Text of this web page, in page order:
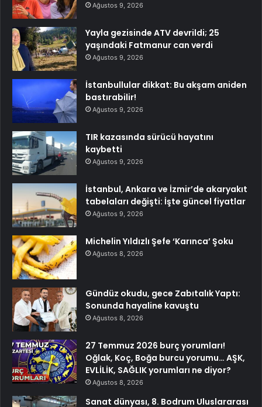
Ağustos 9, 2026
Yayla gezisinde ATV devrildi; 25
yaşındaki Fatmanur can verdi
Ağustos 9, 2026
İstanbullular dikkat: Bu akşam aniden
bastırabilir!
Ağustos 9, 2026
TIR kazasında sürücü hayatını
kaybetti
Ağustos 9, 2026
İstanbul, Ankara ve İzmir’de akaryakıt
tabelaları değişti: İşte güncel fiyatlar
Ağustos 9, 2026
Michelin Yıldızlı Şefe ‘Karınca’ Şoku
Ağustos 8, 2026
Gündüz okudu, gece Zabıtalık Yaptı:
Sonunda hayaline kavuştu
Ağustos 8, 2026
27 Temmuz 2026 burç yorumları!
Oğlak, Koç, Boğa burcu yorumu… AŞK,
EVLİLİK, SAĞLIK yorumları ne diyor?
Ağustos 8, 2026
Sanat dünyası, 8. Bodrum Uluslararası